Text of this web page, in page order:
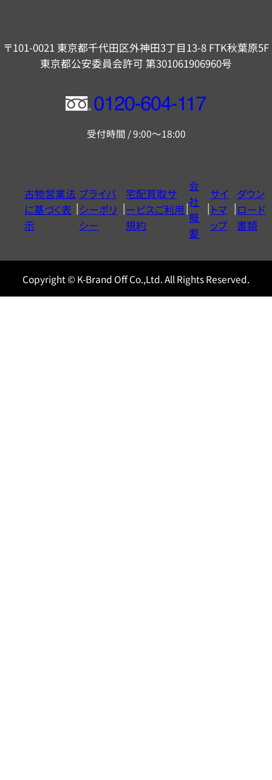
〒101-0021 東京都千代田区外神田3丁目13-8 FTK秋葉原5F
東京都公安委員会許可 第301061906960号
フ
ー
ヤ
ル
0120604117
受付時間 / 9:00～18:00
古物営業法
に基づく表
示
プライバ
シーポリ
シー
宅配買取サ
ービスご利用
規約
会
社
概
要
サイ
トマ
ップ
ダウン
ロード
書類
Copyright © K-Brand Off Co.,Ltd. All Rights Reserved.